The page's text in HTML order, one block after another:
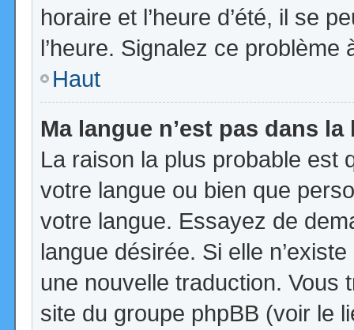
horaire et l’heure d’été, il se
l’heure. Signalez ce problème
Haut
Ma langue n’est pas dans la
La raison la plus probable est
votre langue ou bien que
votre langue. Essayez de
langue désirée. Si elle
une nouvelle traduction. Vous
site du groupe phpBB (voir le